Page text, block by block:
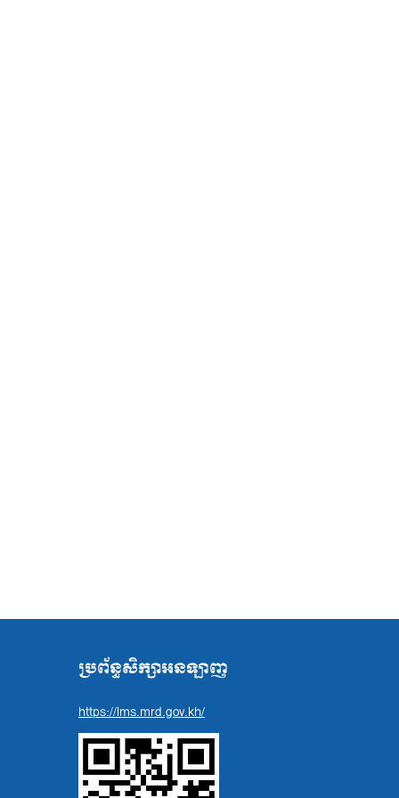
ប្រព័ន្ធសិក្សាអនឡាញ
https://lms.mrd.gov.kh/